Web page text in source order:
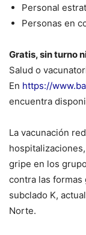
Personal
Personas en
Gratis, sin turno
Salud o
En https://
encuentra
La vacunación
gripe en los
contra las
subclado K,
Norte.